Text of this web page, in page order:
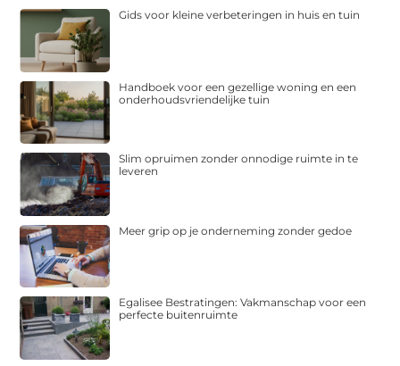
Gids voor kleine verbeteringen in huis en tuin
Handboek voor een gezellige woning en een
onderhoudsvriendelijke tuin
Slim opruimen zonder onnodige ruimte in te
leveren
Meer grip op je onderneming zonder gedoe
Egalisee Bestratingen: Vakmanschap voor een
perfecte buitenruimte